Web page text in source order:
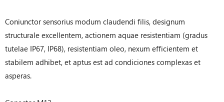
Coniunctor sensorius modum claudendi filis, designum
structurale excellentem, actionem aquae resistentiam (gradus
tutelae IP67, IP68), resistentiam oleo, nexum efficientem et
stabilem adhibet, et aptus est ad condiciones complexas et
asperas.